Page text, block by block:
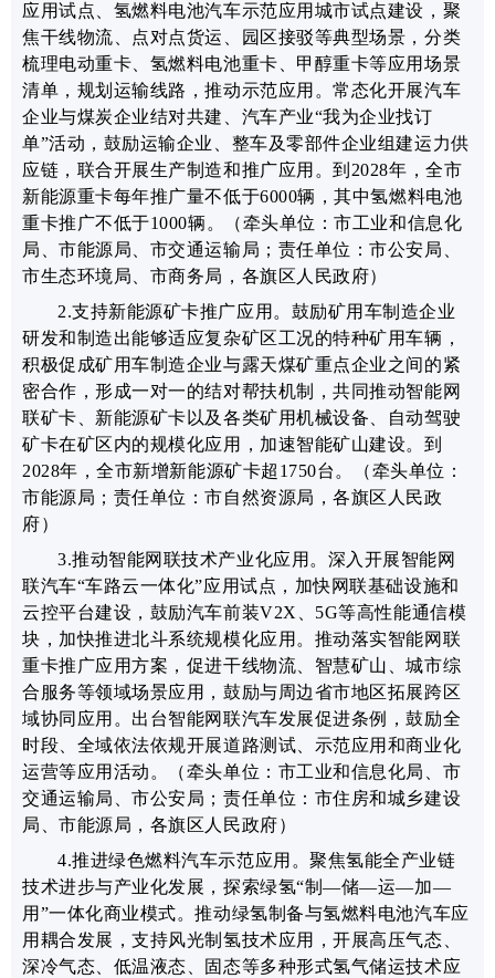
应用试点、氢燃料电池汽车示范应用城市试点建设， 聚
焦干线物流、点对点货运、园区接驳等典型场景，分类
梳理电动重卡、 氢燃料电池重卡、甲醇重卡等应用场景
清单，规划运输线路，推动示范应用。常态化开展汽车
企业与煤炭企业结对共建、 汽车产业“我为企业找订
单”活动， 鼓励运输企业、整车及零部件企业组建运力供
应链，联合开展生产制造和推广应用。到 2028年，全市
新能源重卡每年推广量不低于6000辆，其中氢燃料电池
重卡推广不低于1000辆。
（牵头单位：市工业和信息化
局、市能源局、市交通运输局；责任单位：市公安局、
市生态环境局、市商务局，各旗区人民政府）
2.支持新能源矿卡推广应用。 鼓励矿用车制造企业
研发和制造出能够适应复杂矿区工况的特种矿用车辆，
积极促成矿用车制造企业与露天煤矿重点企业之间的紧
密合作，形成一对一的结对帮扶机制，共同推动智能网
联矿卡、新能源矿卡以及各类矿用机械设备、自动驾驶
矿卡在矿区内的规模化应用，加速智能矿山建设。到
2028年，全市新增新能源矿卡超1750台。
（牵头单位：
市能源局；责任单位：市自然资源局，各旗区人民政
府）
3.推动智能网联技术产业化应用。深入开展智能网
联汽车“车路云一体化”应用试点，加快网联基础设施和
云控平台建设，鼓励汽车前装V2X、5G等高性能通信模
块，加快推进北斗系统规模化应用。推动落实智能网联
重卡推广应用方案，促进干线物流、智慧矿山、城市综
合服务等领域场景应用，鼓励与周边省市地区拓展跨区
域协同应用。出台智能网联汽车发展促进条例，鼓励全
时段、全域依法依规开展道路测试、示范应用和商业化
运营等应用活动。
（牵头单位：市工业和信息化局、市
交通运输局、市公安局；责任单位：市住房和城乡建设
局、市能源局，各旗区人民政府）
4.推进绿色燃料汽车示范应用。聚焦氢能全产业链
技术进步与产业化发展， 探索绿氢“制—储—运—加—
用”一体化商业模式。推动绿氢制备与氢燃料电池汽车应
用耦合发展，支持风光制氢技术应用，开展高压气态、
深冷气态、低温液态、固态等多种形式氢气储运技术应